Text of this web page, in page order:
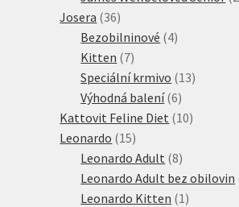
Josera 3636
produktů
Bezobilninové 44
Kitten 77
produktů
Speciální krmivo 1313
Výhodná balení 66
produktů
Kattovit Feline Diet 1010
Leonardo 1515
produktů
Leonardo Adult 88
produktů
Leonardo Adult bez obilovin
Leonardo Kitten 1 1